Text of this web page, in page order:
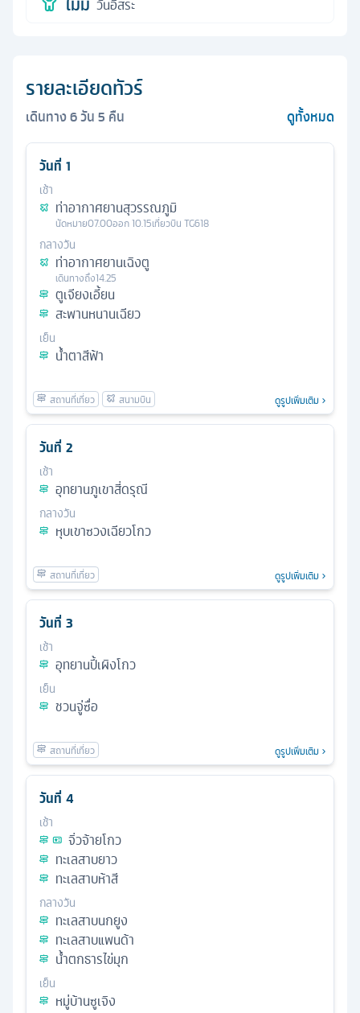
วันอิสระ
รายละเอียดทัวร์
เดินทาง6วัน5 คืน ดูทั้งหมด
วันที่ 1
เช้า
ท่าอากาศยานสุวรรณภูมิ
นัดหมาย07.00ออก10.15เที่ยวบิน TG618
กลางวัน
ท่าอากาศยานเฉิงตู
เดินทางถึง14.25
ตูเจียงเอี้ยน
สะพานหนานเฉียว
เย็น
น้ำตาสีฟ้า
ดูรูปเพิ่มเติม
วันที่ 2
เช้า
อุทยานภูเขาสี่ดรุณี
กลางวัน
หุบเขาซวงเฉียวโกว
ดูรูปเพิ่มเติม
วันที่ 3
เช้า
อุทยานปี้เผิงโกว
เย็น
ชวนจู่ซื่อ
ดูรูปเพิ่มเติม
วันที่ 4
เช้า
จิ่วจ้ายโกว
ทะเลสาบยาว
ทะเลสาบห้าสี
กลางวัน
ทะเลสาบนกยูง
ทะเลสาบแพนด้า
น้ำตกธารไข่มุก
เย็น
หมู่บ้านซูเจิง